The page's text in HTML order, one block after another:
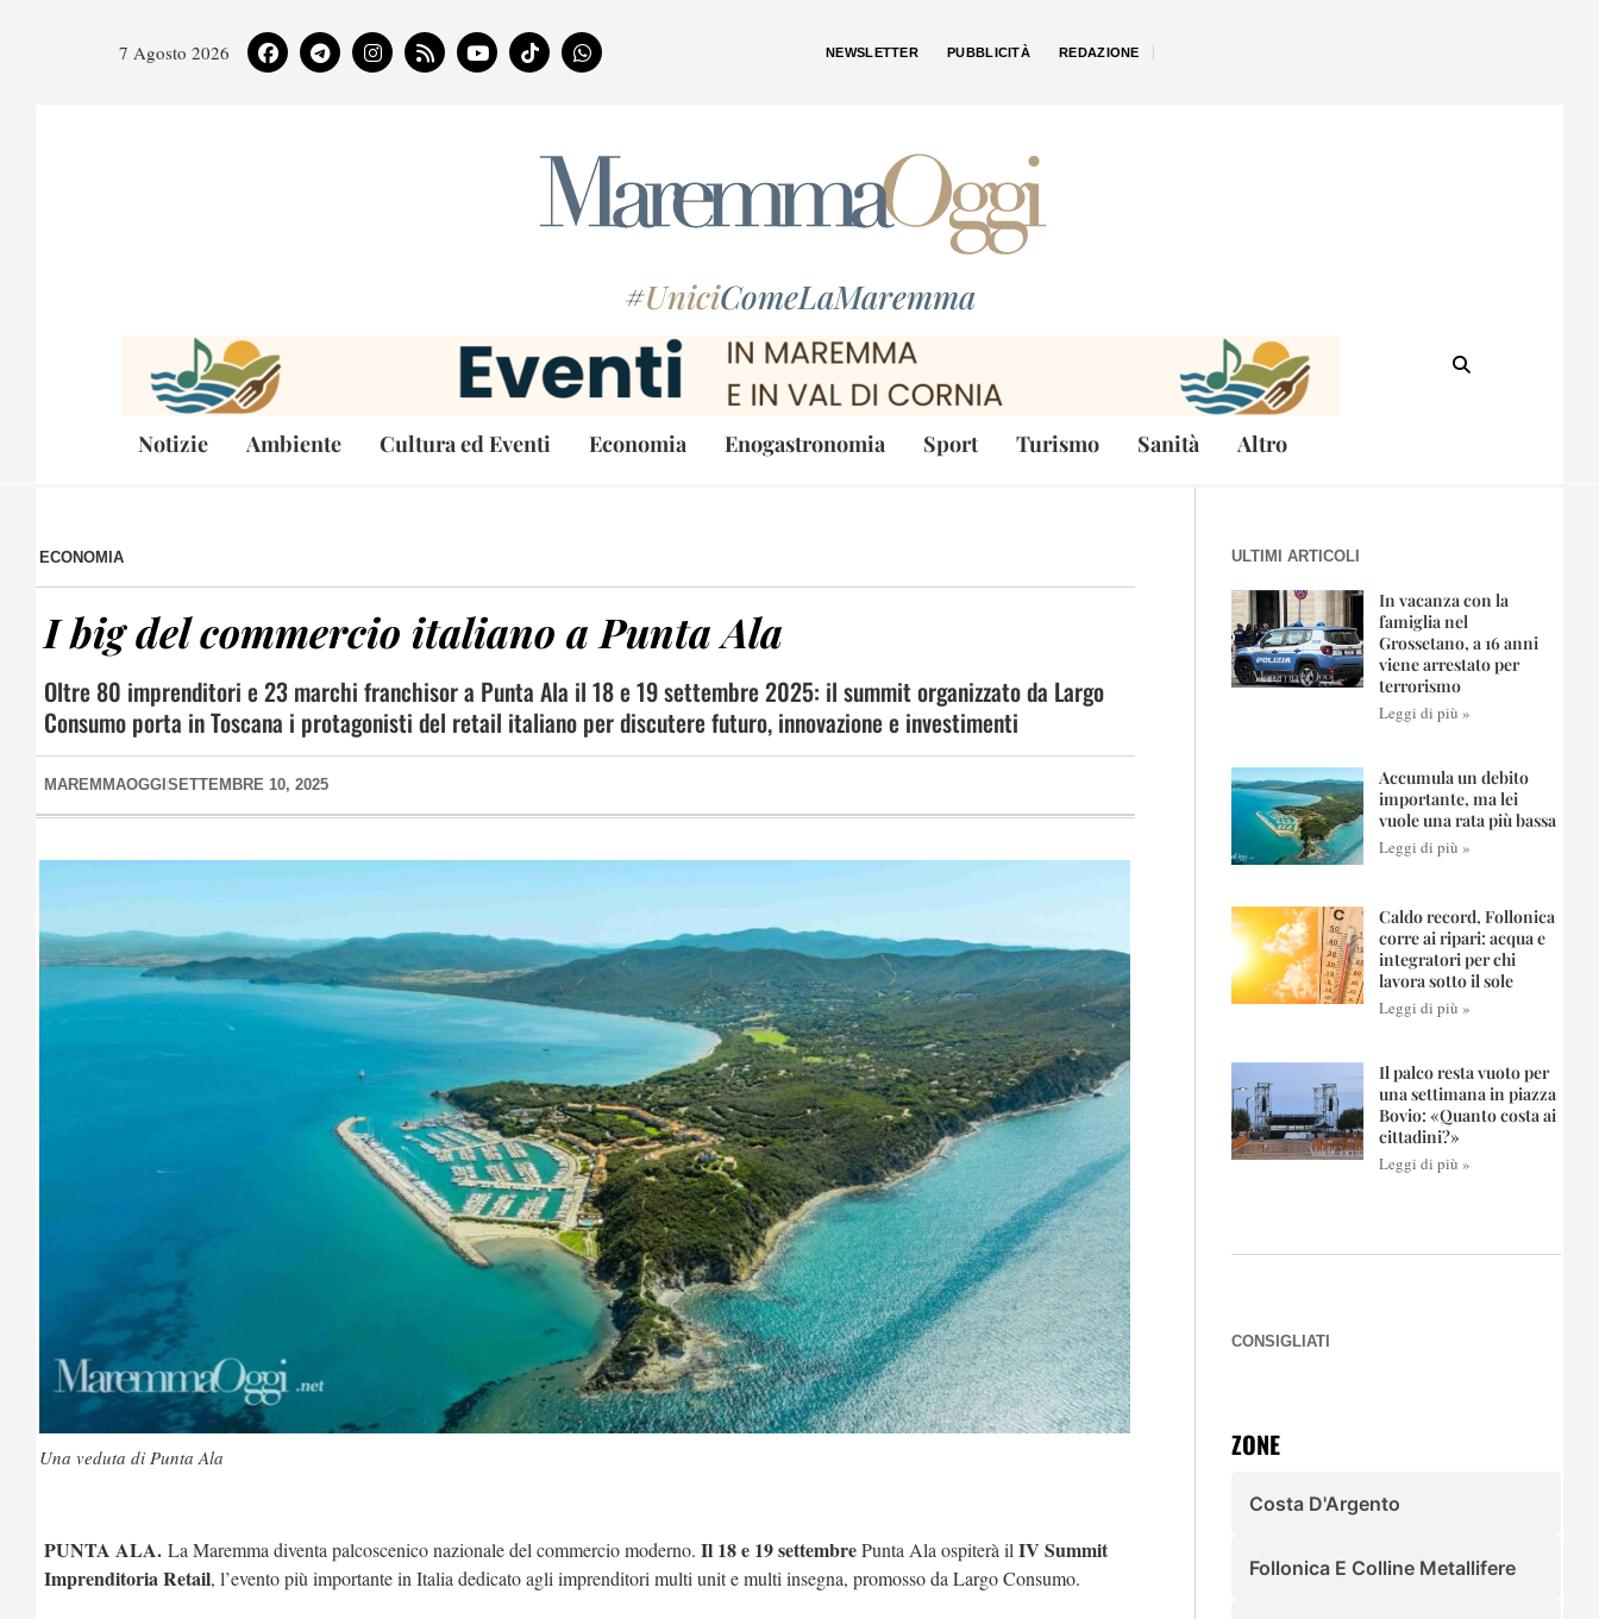
7 Agosto 2026 NEWSLETTER PUBBLICITÀ REDAZIONE
#UniciComeLaMaremma
Notizie Ambiente Cultura ed Eventi Economia Enogastronomia Sport Turismo Sanità Altro
ECONOMIA
I big del commercio italiano a Punta Ala
Oltre 80 imprenditori e 23 marchi franchisor a Punta Ala il 18 e 19 settembre 2025: il summit organizzato da Largo
Consumo porta in Toscana i protagonisti del retail italiano per discutere futuro, innovazione e investimenti
MAREMMAOGGI SETTEMBRE 10, 2025
Una veduta di Punta Ala
PUNTA ALA. La Maremma diventa palcoscenico nazionale del commercio moderno. Il 18 e 19 settembrePunta Ala ospiterà il IV Summit
Imprenditoria Retail, l’evento più importante in Italia dedicato agli imprenditori multi unit e multi insegna, promosso da Largo Consumo.
ULTIMI ARTICOLI
In vacanza con la
famiglia nel
Grossetano, a 16 anni
viene arrestato per
terrorismo
Leggi di più »
Accumula un debito
importante, ma lei
vuole una rata più bassa
Leggi di più »
Caldo record, Follonica
corre ai ripari: acqua e
integratori per chi
lavora sotto il sole
Leggi di più »
Il palco resta vuoto per
una settimana in piazza
Bovio: «Quanto costa ai
cittadini?»
Leggi di più »
CONSIGLIATI
ZONE
Costa D'Argento
Follonica E Colline Metallifere